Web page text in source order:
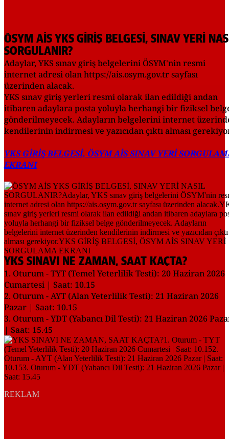
ÖSYM AİS YKS GİRİŞ BELGESİ, SINAV YERİ
SORGULANIR?
Adaylar, YKS sınav giriş belgelerini ÖSYM'nin resmi
internet adresi olan https://ais.osym.gov.tr sayfası
üzerinden alacak.
YKS sınav giriş yerleri resmi olarak ilan edildiği andan
itibaren adaylara posta yoluyla herhangi bir fiziksel
gönderilmeyecek. Adayların belgelerini internet
kendilerinin indirmesi ve yazıcıdan çıktı alması
YKS GİRİŞ BELGESİ, ÖSYM AİS SINAV YERİ
EKRANI
YKS SINAVI NE ZAMAN, SAAT KAÇTA?
1. Oturum - TYT (Temel Yeterlilik Testi): 20 Haziran 2026
Cumartesi | Saat: 10.15
2. Oturum - AYT (Alan Yeterlilik Testi): 21 Haziran 2026
Pazar | Saat: 10.15
3. Oturum - YDT (Yabancı Dil Testi): 21 Haziran 2026
| Saat: 15.45
REKLAM